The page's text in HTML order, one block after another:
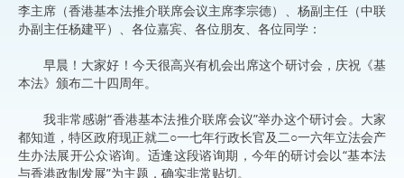
李主席（香港基本法推介联席会议主席李宗德）、杨副主任（中联
办副主任杨建平）、各位嘉宾、各位朋友、各位同学：
早晨！大家好！今天很高兴有机会出席这个研讨会，庆祝《基
本法》颁布二十四周年。
我非常感谢“香港基本法推介联席会议”举办这个研讨会。大家
都知道，特区政府现正就二○一七年行政长官及二○一六年立法会产
生办法展开公众谘询。适逢这段谘询期，今年的研讨会以“基本法
与香港政制发展”为主题，确实非常贴切。